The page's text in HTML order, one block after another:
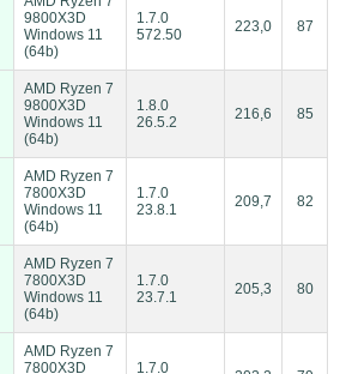
9800X3D
Windows 11
(64b)
1.7.0
572.50
223,0 87
AMD Ryzen 7
9800X3D
Windows 11
(64b)
1.8.0
26.5.2
216,6 85
AMD Ryzen 7
7800X3D
Windows 11
(64b)
1.7.0
23.8.1
209,7 82
AMD Ryzen 7
7800X3D
Windows 11
(64b)
1.7.0
23.7.1
205,3 80
AMD Ryzen 7
7800X3D
1.7.0